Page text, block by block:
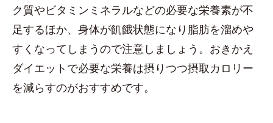
ク質やビタミンミネラルなどの必要な栄養素が不
足するほか、身体が飢餓状態になり脂肪を溜めや
すくなってしまうので注意しましょう。おきかえ
ダイエットで必要な栄養は摂りつつ摂取カロリー
を減らすのがおすすめです。